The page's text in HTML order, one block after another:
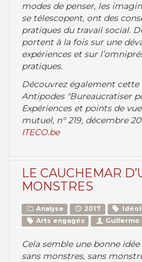
modes de penser, les
se télescopent, ont des
pratiques du travail social.
portent à la fois sur une
expériences et sur
pratiques.
Découvrez également cette
Antipodes "Bureaucratiser
Expériences et points de
mutuel, n° 219, décembre
ITECO.be
LE CAUCHEMAR
MONSTRES
Analyse 2017
Arts engagés
Guillermo
Cela semble une bonne
sans monstres, sans